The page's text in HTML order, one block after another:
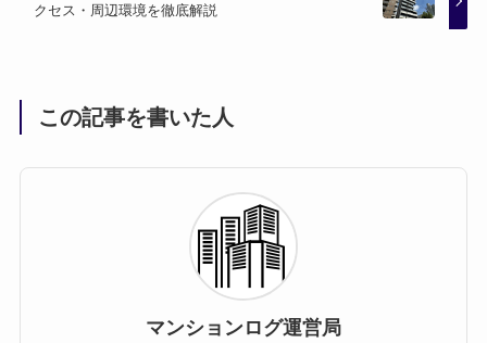
クセス・周辺環境を徹底解説
この記事を書いた人
マンションログ運営局